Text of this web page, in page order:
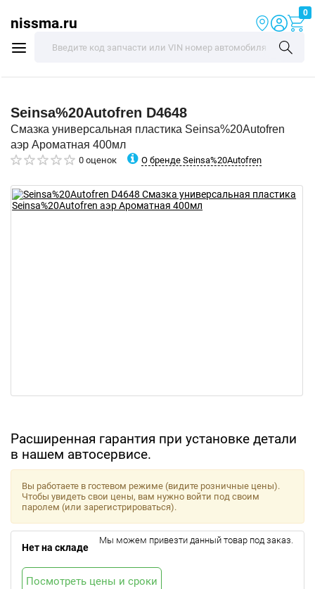
nissma.ru
0
Seinsa%20Autofren D4648
Смазка универсальная пластика Seinsa%20Autofren
аэр Ароматная 400мл
0 оценок О бренде Seinsa%20Autofren
Расширенная гарантия при установке детали
в нашем автосервисе.
Вы работаете в гостевом режиме (видите розничные цены).
Чтобы увидеть свои цены, вам нужно войти под своим
паролем (или зарегистрироваться).
Нет на складе
Мы можем привезти данный товар под заказ.
Посмотреть цены и сроки